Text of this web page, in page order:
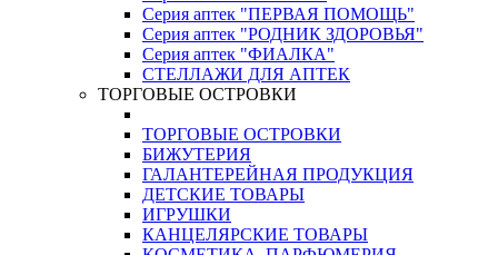
Серия аптек "ПЕРВАЯ ПОМОЩЬ"
Серия аптек "РОДНИК ЗДОРОВЬЯ"
Серия аптек "ФИАЛКА"
СТЕЛЛАЖИ ДЛЯ АПТЕК
ТОРГОВЫЕ ОСТРОВКИ
ТОРГОВЫЕ ОСТРОВКИ
БИЖУТЕРИЯ
ГАЛАНТЕРЕЙНАЯ ПРОДУКЦИЯ
ДЕТСКИЕ ТОВАРЫ
ИГРУШКИ
КАНЦЕЛЯРСКИЕ ТОВАРЫ